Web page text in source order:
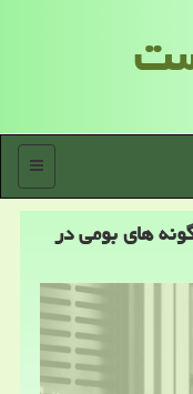
منو
های بومی در